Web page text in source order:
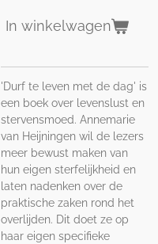
In winkelwagen
'Durf te leven met de dag' is
een boek over levenslust en
stervensmoed. Annemarie
van Heijningen wil de lezers
meer bewust maken van
hun eigen sterfelijkheid en
laten nadenken over de
praktische zaken rond het
overlijden. Dit doet ze op
haar eigen specifieke